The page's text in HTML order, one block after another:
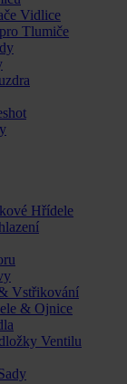
Vidlice
Tlumiče
Hřídele
Vstřikování
& Ojnice
Ventilu